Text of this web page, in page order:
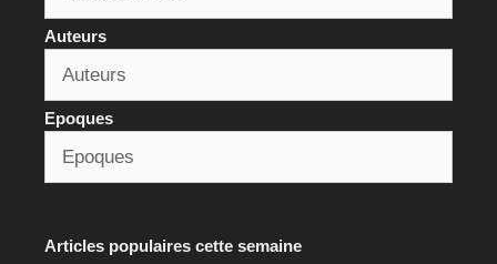
Auteurs
Epoques
Articles populaires cette semaine